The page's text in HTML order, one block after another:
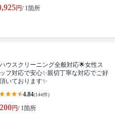
円/ 1箇所
ウスクリーニング全般対応🌟女性ス
フ対応で安心✨親切丁寧な対応でご好
いております✨
4.84(144件)
円/ 1箇所